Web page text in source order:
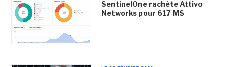
SentinelOne rachète Attivo
Networks pour 617 M$